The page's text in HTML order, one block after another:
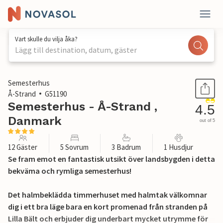
Vart skulle du vilja åka?
Lägg till destination, datum, gäster
1 / 35
Semesterhus
Å-Strand
G51190
Semesterhus - Å-Strand ,
Danmark
4.5
out of 5
12 Gäster 5 Sovrum 3 Badrum 1 Husdjur
Se fram emot en fantastisk utsikt över landsbygden i detta
bekväma och rymliga semesterhus!
Det halmbeklädda timmerhuset med halmtak välkomnar
dig i ett bra läge bara en kort promenad från stranden på
Lilla Bält och erbjuder dig underbart mycket utrymme för